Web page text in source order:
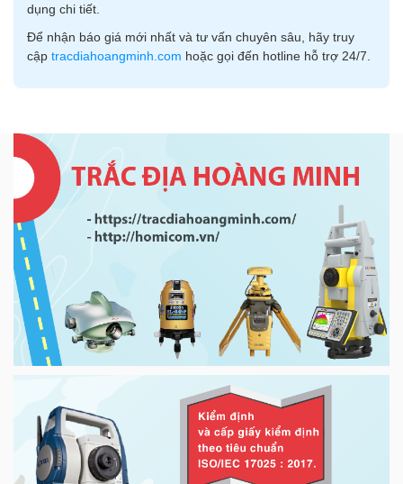
dụng chi tiết.
Để nhận báo giá mới nhất và tư vấn chuyên sâu, hãy truy
cập tracdiahoangminh.com hoặc gọi đến hotline hỗ trợ 24/7.